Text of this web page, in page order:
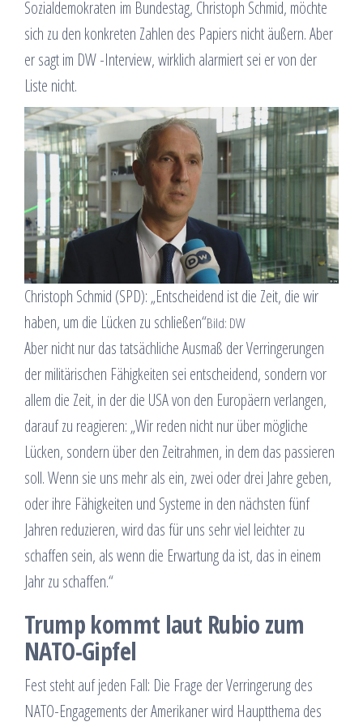
Sozialdemokraten im Bundestag, Christoph Schmid, möchte
sich zu den konkreten Zahlen des Papiers nicht äußern. Aber
er sagt im DW -Interview, wirklich alarmiert sei er von der
Liste nicht.
Christoph Schmid (SPD): „Entscheidend ist die Zeit, die wir
haben, um die Lücken zu schließen“Bild: DW
Aber nicht nur das tatsächliche Ausmaß der Verringerungen
der militärischen Fähigkeiten sei entscheidend, sondern vor
allem die Zeit, in der die USA von den Europäern verlangen,
darauf zu reagieren: „Wir reden nicht nur über mögliche
Lücken, sondern über den Zeitrahmen, in dem das passieren
soll. Wenn sie uns mehr als ein, zwei oder drei Jahre geben,
oder ihre Fähigkeiten und Systeme in den nächsten fünf
Jahren reduzieren, wird das für uns sehr viel leichter zu
schaffen sein, als wenn die Erwartung da ist, das in einem
Jahr zu schaffen.“
Trump kommt laut Rubio zum
NATO-Gipfel
Fest steht auf jeden Fall: Die Frage der Verringerung des
NATO-Engagements der Amerikaner wird Hauptthema des